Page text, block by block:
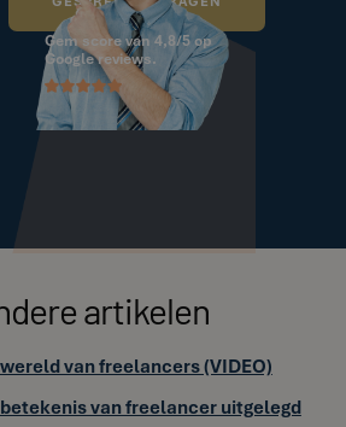
Gem score van 4,8/5 op
Google reviews.
artikelen
van freelancers (VIDEO)
van freelancer uitgelegd